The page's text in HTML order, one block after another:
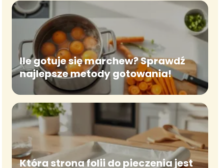
Ile gotuje się marchew? Sprawdź
najlepsze metody gotowania!
Która strona folii do pieczenia jest